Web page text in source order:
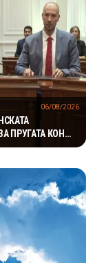
ПРУГАТА КОН
06/08/2026